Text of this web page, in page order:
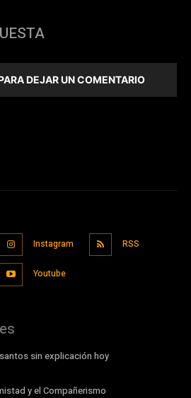
DEJAR UN COMENTARIO
Instagram RSS
Youtube
sin explicación hoy
y el Compañerismo